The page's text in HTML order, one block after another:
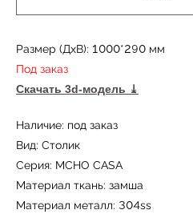
Размер (ДxВ): 1000*290 мм
Под заказ
Скачать 3d-модель ⤓
Наличие: под заказ
Вид: Столик
Серия: MCHO CASA
Материал ткань: замша
Материал металл: 304ss